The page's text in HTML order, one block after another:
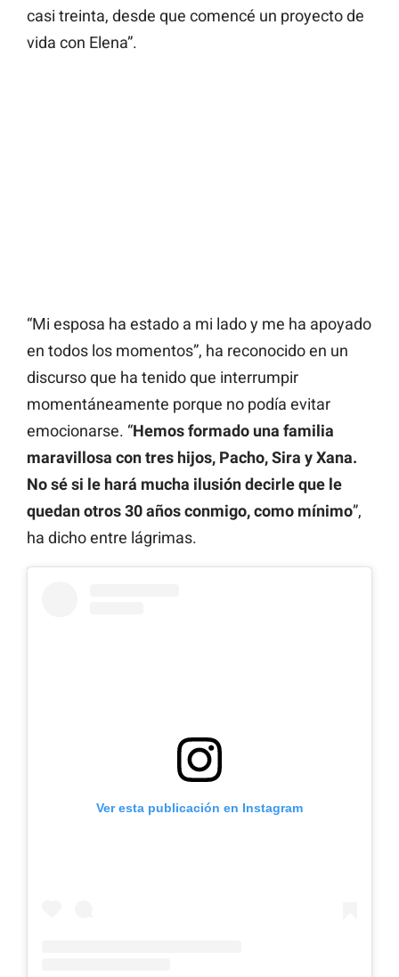
casi treinta, desde que comencé un proyecto de
vida con Elena”.
“Mi esposa ha estado a mi lado y me ha apoyado
en todos los momentos”, ha reconocido en un
discurso que ha tenido que interrumpir
momentáneamente porque no podía evitar
emocionarse. “Hemos formado una familia
maravillosa con tres hijos, Pacho, Sira y Xana.
No sé si le hará mucha ilusión decirle que le
quedan otros 30 años conmigo, como mínimo”,
ha dicho entre lágrimas.
Ver esta publicación en Instagram